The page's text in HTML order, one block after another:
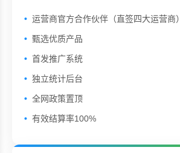
运营商官方合作伙伴（直签四大运营商）
甄选优质产品
首发推广系统
独立统计后台
全网政策置顶
有效结算率100%